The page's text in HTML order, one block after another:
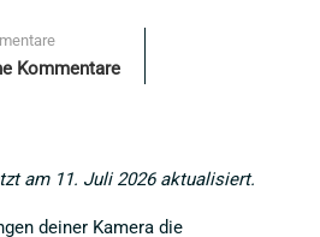
Kommentare
am 11. Juli 2026 aktualisiert.
deiner Kamera die